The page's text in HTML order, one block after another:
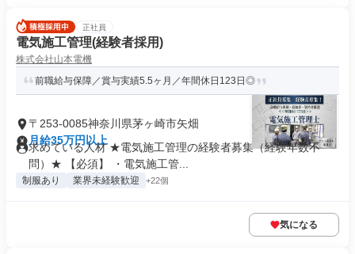
正社員
電気施工管理(経験者採用)
株式会社山本電機
前職給与保障／賞与実績5.5ヶ月／年間休日123日◎
〒253-0085神奈川県茅ヶ崎市矢畑
月給35万円以上
求めている人材 ★電気施工管理の経験者募集（経験年数不
問）★ 【必須】 ・電気施工管...
制服あり 業界未経験歓迎 +22個
気になる